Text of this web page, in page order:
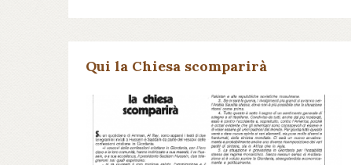
Qui la Chiesa scomparirà